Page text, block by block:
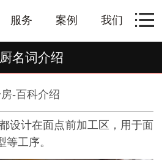
服务 案例 我们
名词介绍
-百科介绍
计在面点前加工区，用于面
等工序。